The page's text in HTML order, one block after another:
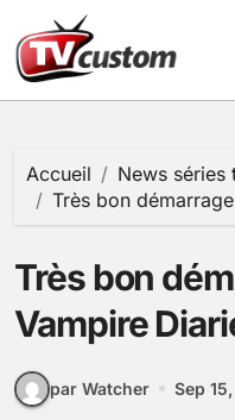
au
contenu
Accueil
News séries
Très bon
Très bon
Vampire
par Watcher Sep